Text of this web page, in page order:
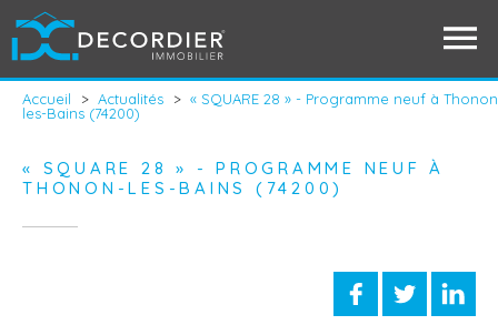
Accueil > Actualités > « SQUARE 28 » - Programme neuf à
les-Bains (74200)
« SQUARE 28 » - PROGRAMME NEUF À
THONON-LES-BAINS (74200)